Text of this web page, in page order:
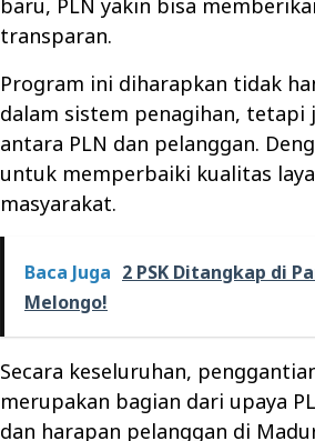
transparan.
Program ini diharapkan tidak
dalam sistem penagihan, tetapi
antara PLN dan pelanggan.
untuk memperbaiki kualitas
masyarakat.
Baca Juga 2 PSK Ditangkap di
Melongo!
Secara keseluruhan,
merupakan bagian dari upaya
dan harapan pelanggan di